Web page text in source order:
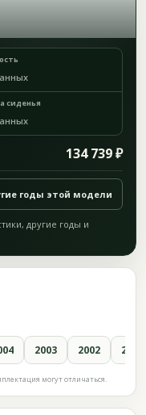
сиденья
134 739 ₽
годы этой модели
другие годы и
2003 2002 2001
могут отличаться.